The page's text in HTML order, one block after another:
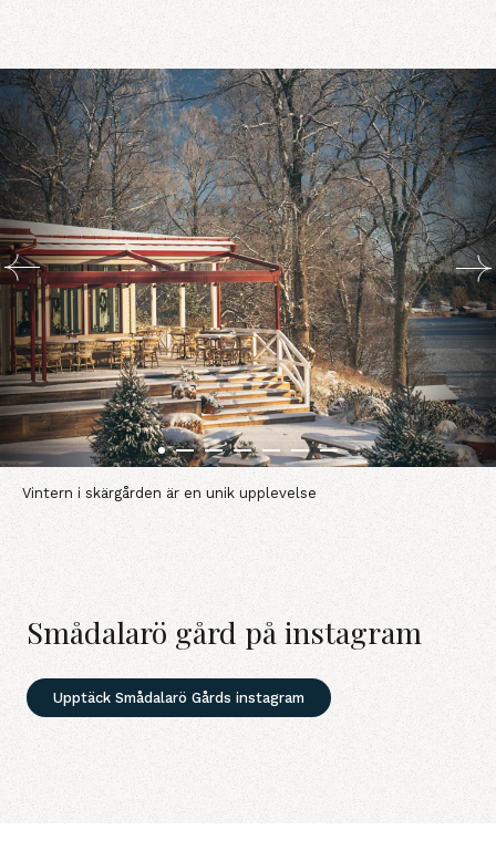
Vintern i skärgården är en unik upplevelse
Smådalarö gård på instagram
Upptäck Smådalarö Gårds instagram